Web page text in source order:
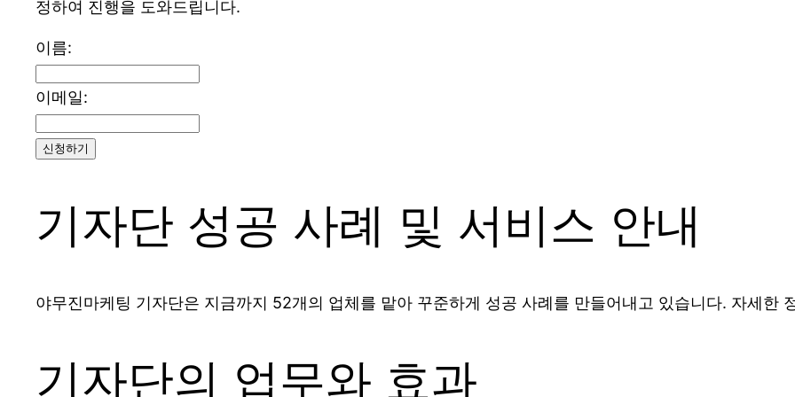
정하여 진행을 도와드립니다.
이름:
이메일:
신청하기
기자단 성공 사례 및 서비스 안내
야무진마케팅 기자단은 지금까지 52개의 업체를 맡아 꾸준하게 성공 사례를 만들어내고 있습니다. 자세한
기자단의 업무와 효과